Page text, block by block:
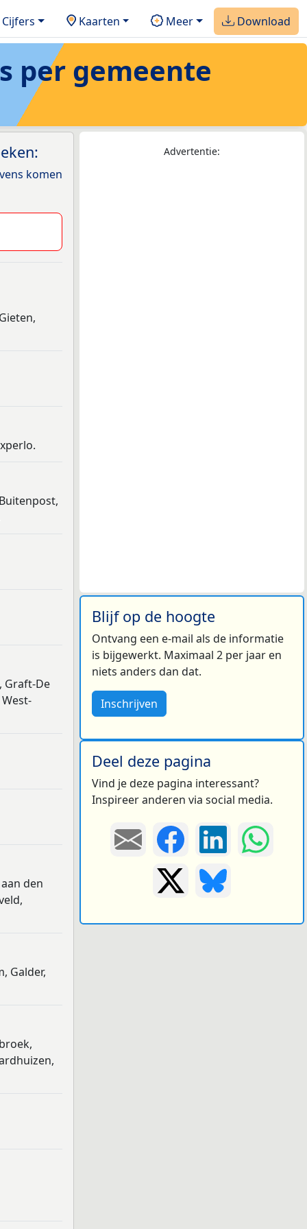
Cijfers Kaarten Meer Download
per gemeente
komen
Graft-De
den
Galder,
Advertentie:
Blijf op de hoogte
Ontvang een e-mail als de informatie
is bijgewerkt. Maximaal 2 per jaar en
niets anders dan dat.
Inschrijven
Deel deze pagina
Vind je deze pagina interessant?
Inspireer anderen via social media.